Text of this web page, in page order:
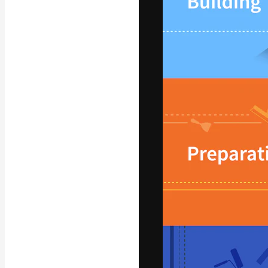
La plataforma
trabajo. Más
entre
Copyright ©